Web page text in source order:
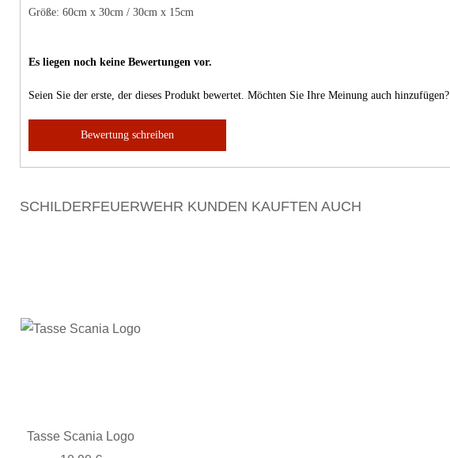
Größe: 60cm x 30cm / 30cm x 15cm
Es liegen noch keine Bewertungen vor.
Seien Sie der erste, der dieses Produkt bewertet. Möchten Sie Ihre Meinung auch hinzufügen?
Bewertung schreiben
SCHILDERFEUERWEHR KUNDEN KAUFTEN AUCH
Tasse Scania Logo